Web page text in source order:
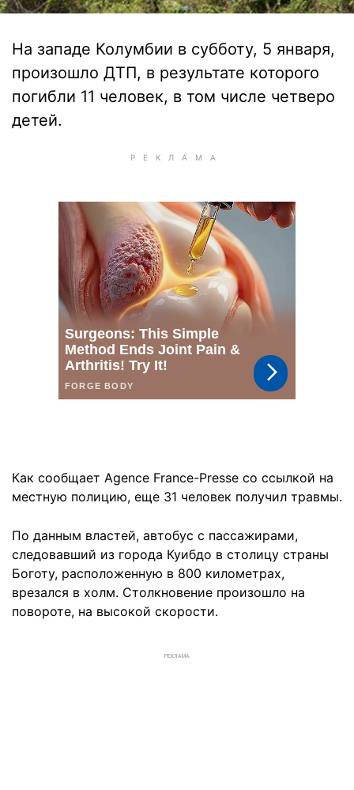
На западе Колумбии в субботу, 5 января,
произошло ДТП, в результате которого
погибли 11 человек, в том числе четверо
детей.
Как сообщает Agence France-Presse со ссылкой на
местную полицию, еще 31 человек получил травмы.
По данным властей, автобус с пассажирами,
следовавший из города Куибдо в столицу страны
Боготу, расположенную в 800 километрах,
врезался в холм. Столкновение произошло на
повороте, на высокой скорости.
РЕКЛАМА